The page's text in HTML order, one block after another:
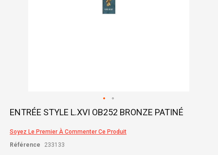
Skip
beginning
of
ENTRÉE STYLE L.XVI OB252 BRONZE PATINÉ
Soyez Le Premier À Commenter Ce Produit
Référence
233133